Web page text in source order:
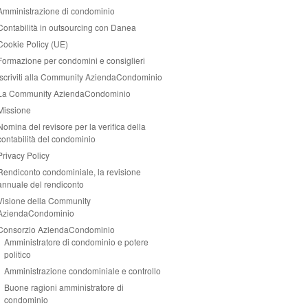
di condominio
in outsourcing con Danea
Policy (UE)
per condomini e consiglieri
alla Community AziendaCondominio
Community AziendaCondominio
del revisore per la verifica della
del condominio
Policy
condominiale, la revisione
del rendiconto
della Community
AziendaCondominio
Amministratore di condominio e potere
politico
Amministrazione condominiale e controllo
Buone ragioni amministratore di
condominio